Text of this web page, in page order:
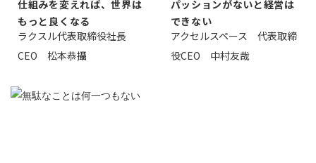
仕組みを変えれば、世界は
もっと良くなる
ラクスル代表取締役社長
CEO 松本恭攝
パッションがないと経営は
できない
アクセルスペース 代表取締
役CEO 中村友哉